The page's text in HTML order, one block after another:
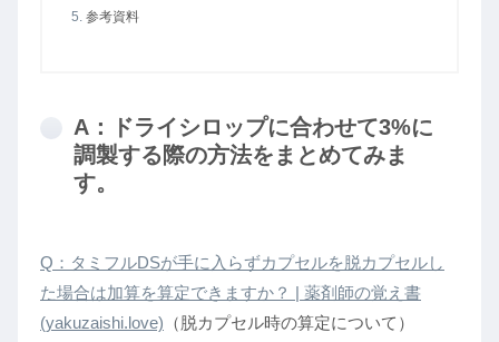
参考資料
A：ドライシロップに合わせて3%に
調製する際の方法をまとめてみま
す。
Q：タミフルDSが手に入らずカプセルを脱カプセルし
た場合は加算を算定できますか？ | 薬剤師の覚え書
(yakuzaishi.love) （脱カプセル時の算定について）